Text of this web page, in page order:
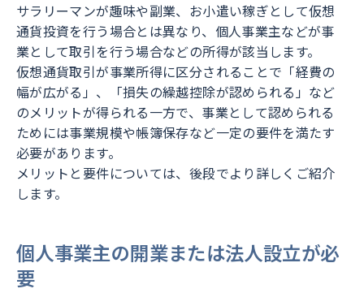
サラリーマンが趣味や副業、お小遣い稼ぎとして仮想
通貨投資を行う場合とは異なり、個人事業主などが事
業として取引を行う場合などの所得が該当します。
仮想通貨取引が事業所得に区分されることで「経費の
幅が広がる」、「損失の繰越控除が認められる」など
のメリットが得られる一方で、事業として認められる
ためには事業規模や帳簿保存など一定の要件を満たす
必要があります。
メリットと要件については、後段でより詳しくご紹介
します。
個人事業主の開業または法人設立が必
要